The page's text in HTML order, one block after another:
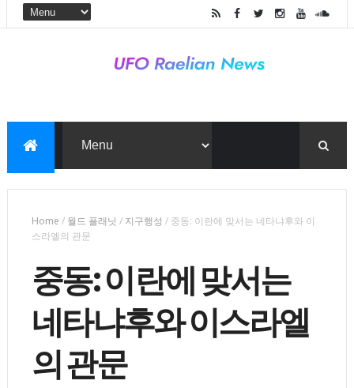
Home / 월드 플래닛 / 지구행성 / 중동: 이란에 맞서는 네타냐후와 이
스라엘의 관문
중동: 이란에 맞서는
네타냐후와 이스라엘
의 관문